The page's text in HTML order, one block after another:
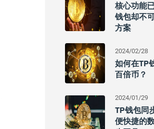
核心功能
钱包却不
方案
2024/02/28
如何在TP
百倍币？
2024/01/29
TP钱包同
便快捷的